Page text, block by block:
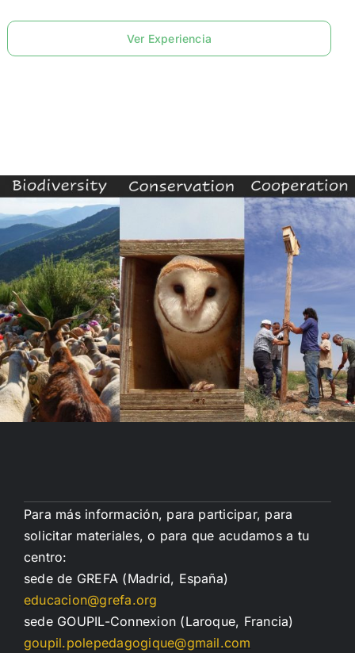
Ver Experiencia
Para más información, para participar, para
solicitar materiales, o para que acudamos a tu
centro:
sede de GREFA (Madrid, España)
educacion@grefa.org
sede GOUPIL-Connexion (Laroque, Francia)
goupil.polepedagogique@gmail.com